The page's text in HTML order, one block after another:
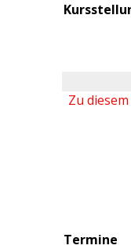
Zu
Termine